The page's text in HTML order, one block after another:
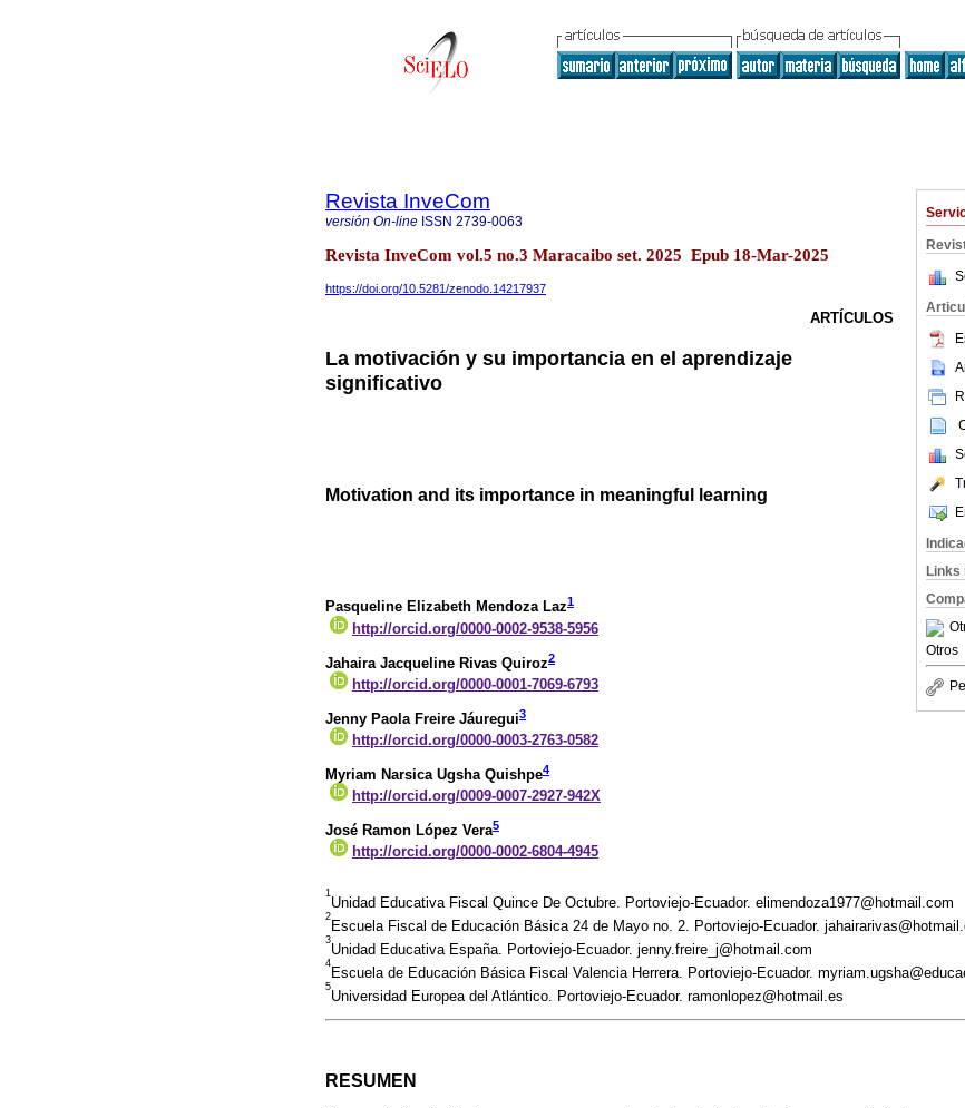
Links
Otros
Revista InveCom
versión On-line ISSN 2739-0063
Revista InveCom vol.5 no.3 Maracaibo set. 2025 Epub 18-Mar-2025
https://doi.org/10.5281/zenodo.14217937
ARTÍCULOS
La motivación y su importancia en el aprendizaje
significativo
Motivation and its importance in meaningful learning
Pasqueline Elizabeth Mendoza Laz1
http://orcid.org/0000-0002-9538-5956
Jahaira Jacqueline Rivas Quiroz2
http://orcid.org/0000-0001-7069-6793
Jenny Paola Freire Jáuregui3
http://orcid.org/0000-0003-2763-0582
Myriam Narsica Ugsha Quishpe4
http://orcid.org/0009-0007-2927-942X
José Ramon López Vera5
http://orcid.org/0000-0002-6804-4945
1
Unidad Educativa Fiscal Quince De Octubre. Portoviejo-Ecuador. elimendoza1977@hotmail.com
2
Escuela Fiscal de Educación Básica 24 de Mayo no. 2. Portoviejo-Ecuador.
3
Unidad Educativa España. Portoviejo-Ecuador. jenny.freire_j@hotmail.com
4
Escuela de Educación Básica Fiscal Valencia Herrera. Portoviejo-Ecuador.
5
Universidad Europea del Atlántico. Portoviejo-Ecuador. ramonlopez@hotmail.es
RESUMEN